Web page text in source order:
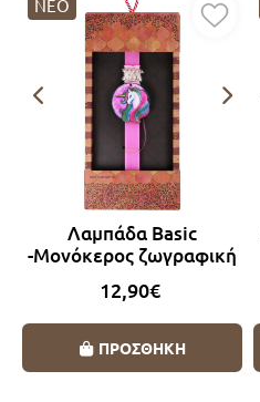
ΝΕΟ
Λαμπάδα Basic
-Μονόκερος ζωγραφική
12,90€
ΠΡΟΣΘΗΚΗ